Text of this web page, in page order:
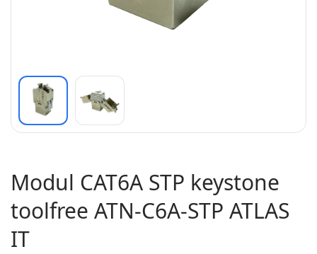
Modul CAT6A STP keystone
toolfree ATN-C6A-STP ATLAS
IT